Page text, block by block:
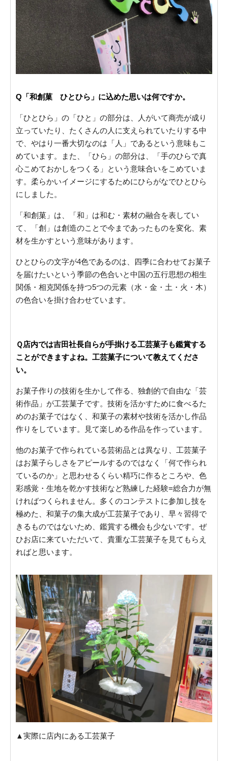
Q「和創菓 ひとひら」に込めた思いは何ですか。
「ひとひら」の「ひと」の部分は、人がいて商売が成り
立っていたり、たくさんの人に支えられていたりする中
で、やはり一番大切なのは「人」であるという意味もこ
めています。また、「ひら」の部分は、「手のひらで真
心こめておかしをつくる」という意味合いをこめていま
す。柔らかいイメージにするためにひらがなでひとひら
にしました。
「和創菓」は、「和」は和む・素材の融合を表してい
て、「創」は創造のことで今まであったものを変化、素
材を生かすという意味があります。
ひとひらの文字が4色であるのは、四季に合わせてお菓子
を届けたいという季節の色合いと中国の五行思想の相生
関係・相克関係を持つ5つの元素（水・金・土・火・木）
の色合いを掛け合わせています。
Ｑ店内では吉田社長自らが手掛ける工芸菓子も鑑賞する
ことができますよね。工芸菓子について教えてくださ
い。
お菓子作りの技術を生かして作る、独創的で自由な「芸
術作品」が工芸菓子です。技術を活かすために食べるた
めのお菓子ではなく、和菓子の素材や技術を活かし作品
作りをしています。見て楽しめる作品を作っています。
他のお菓子で作られている芸術品とは異なり、工芸菓子
はお菓子らしさをアピールするのではなく「何で作られ
ているのか」と思わせるくらい精巧に作るところや、色
彩感覚・生地を乾かす技術など熟練した経験=総合力が無
ければつくられません。多くのコンテストに参加し技を
極めた、和菓子の集大成が工芸菓子であり、早々習得で
きるものではないため、鑑賞する機会も少ないです。ぜ
ひお店に来ていただいて、貴重な工芸菓子を見てもらえ
ればと思います。
▲実際に店内にある工芸菓子